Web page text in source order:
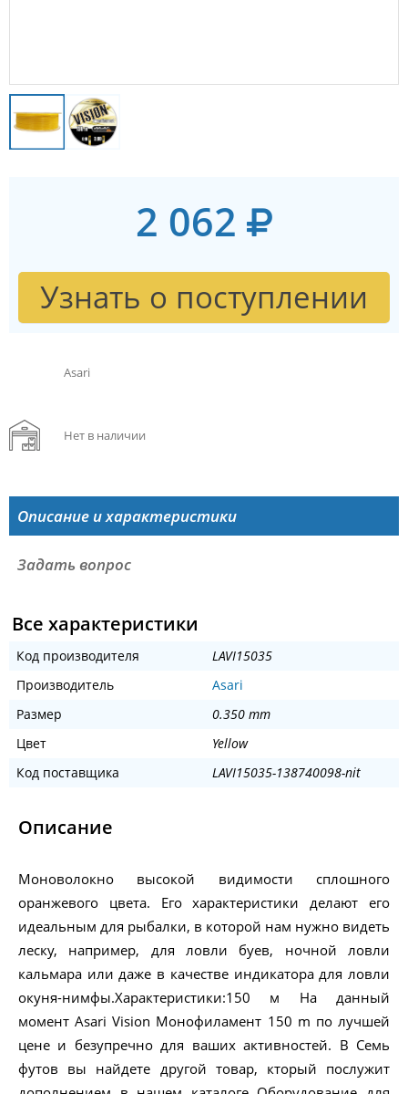
2 062
Узнать о поступлении
Asari
Нет в наличии
Описание и характеристики
Задать вопрос
Все характеристики
Код производителя
LAVI15035
Производитель
Asari
Размер
0.350 mm
Цвет
Yellow
Код поставщика
LAVI15035-138740098-nit
Описание
Моноволокно высокой видимости сплошного
оранжевого цвета. Его характеристики делают его
идеальным для рыбалки, в которой нам нужно видеть
леску, например, для ловли буев, ночной ловли
кальмара или даже в качестве индикатора для ловли
окуня-нимфы.Характеристики:150 м На данный
момент Asari Vision Монофиламент 150 m по лучшей
цене и безупречно для ваших активностей. В Семь
футов вы найдете другой товар, кторый послужит